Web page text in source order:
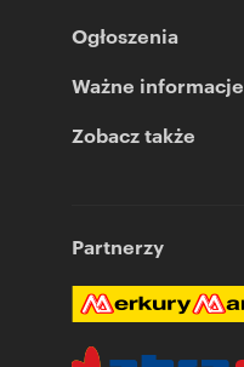
Ogłoszenia
Ważne informacje
Zobacz także
Partnerzy